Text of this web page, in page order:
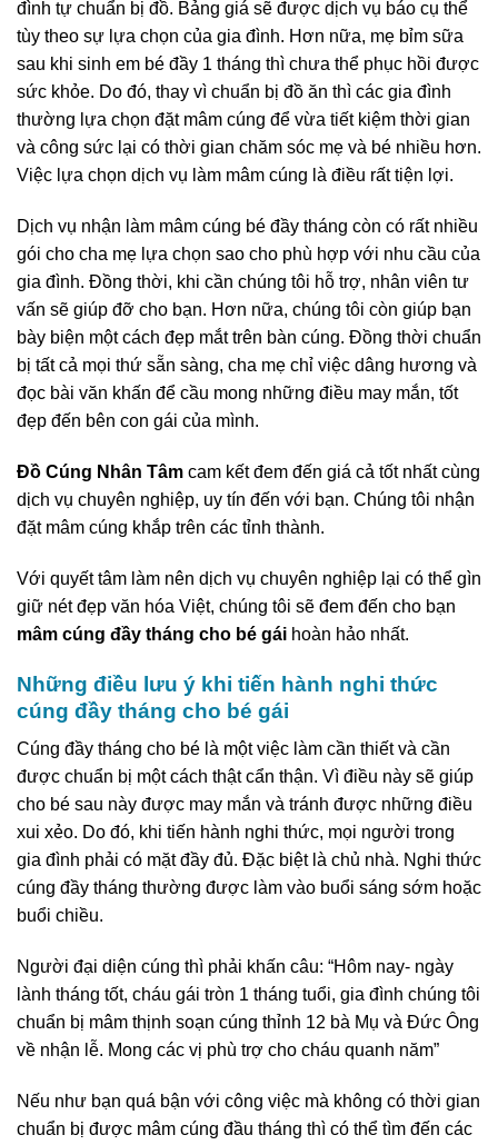
đình tự chuẩn bị đồ. Bảng giá sẽ được dịch vụ báo cụ thể
tùy theo sự lựa chọn của gia đình. Hơn nữa, mẹ bỉm sữa
sau khi sinh em bé đầy 1 tháng thì chưa thể phục hồi được
sức khỏe. Do đó, thay vì chuẩn bị đồ ăn thì các gia đình
thường lựa chọn đặt mâm cúng để vừa tiết kiệm thời gian
và công sức lại có thời gian chăm sóc mẹ và bé nhiều hơn.
Việc lựa chọn dịch vụ làm mâm cúng là điều rất tiện lợi.
Dịch vụ nhận làm mâm cúng bé đầy tháng còn có rất nhiều
gói cho cha mẹ lựa chọn sao cho phù hợp với nhu cầu của
gia đình. Đồng thời, khi cần chúng tôi hỗ trợ, nhân viên tư
vấn sẽ giúp đỡ cho bạn. Hơn nữa, chúng tôi còn giúp bạn
bày biện một cách đẹp mắt trên bàn cúng. Đồng thời chuẩn
bị tất cả mọi thứ sẵn sàng, cha mẹ chỉ việc dâng hương và
đọc bài văn khấn để cầu mong những điều may mắn, tốt
đẹp đến bên con gái của mình.
Đồ Cúng Nhân Tâm cam kết đem đến giá cả tốt nhất cùng
dịch vụ chuyên nghiệp, uy tín đến với bạn. Chúng tôi nhận
đặt mâm cúng khắp trên các tỉnh thành.
Với quyết tâm làm nên dịch vụ chuyên nghiệp lại có thể gìn
giữ nét đẹp văn hóa Việt, chúng tôi sẽ đem đến cho bạn
mâm cúng đầy tháng cho bé gái hoàn hảo nhất.
Những điều lưu ý khi tiến hành nghi thức
cúng đầy tháng cho bé gái
Cúng đầy tháng cho bé là một việc làm cần thiết và cần
được chuẩn bị một cách thật cẩn thận. Vì điều này sẽ giúp
cho bé sau này được may mắn và tránh được những điều
xui xẻo. Do đó, khi tiến hành nghi thức, mọi người trong
gia đình phải có mặt đầy đủ. Đặc biệt là chủ nhà. Nghi thức
cúng đầy tháng thường được làm vào buổi sáng sớm hoặc
buổi chiều.
Người đại diện cúng thì phải khấn câu: “Hôm nay- ngày
lành tháng tốt, cháu gái tròn 1 tháng tuổi, gia đình chúng tôi
chuẩn bị mâm thịnh soạn cúng thỉnh 12 bà Mụ và Đức Ông
về nhận lễ. Mong các vị phù trợ cho cháu quanh năm”
Nếu như bạn quá bận với công việc mà không có thời gian
chuẩn bị được mâm cúng đầu tháng thì có thể tìm đến các